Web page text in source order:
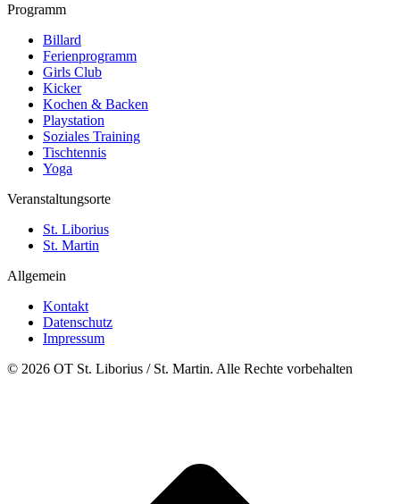
Programm
Billard
Ferienprogramm
Girls Club
Kicker
Kochen & Backen
Playstation
Soziales Training
Tischtennis
Yoga
Veranstaltungsorte
St. Liborius
St. Martin
Allgemein
Kontakt
Datenschutz
Impressum
© 2026 OT St. Liborius / St. Martin. Alle Rechte vorbehalten